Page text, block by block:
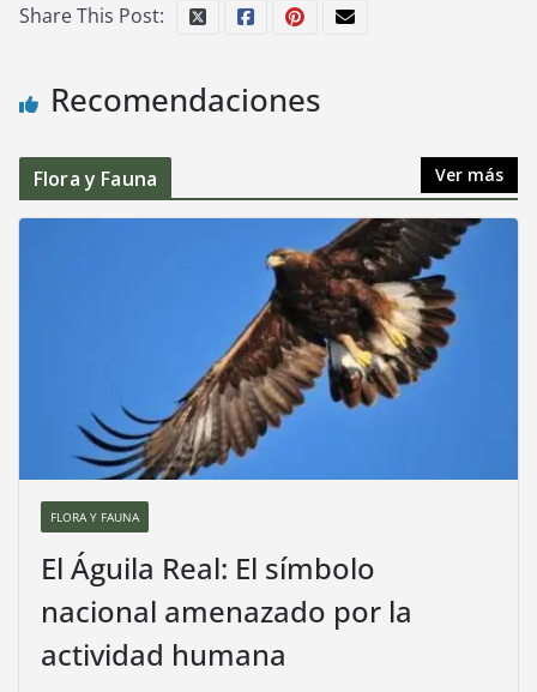
Share This Post:
Recomendaciones
Flora y Fauna Ver más
FLORA Y FAUNA
El Águila Real: El símbolo
nacional amenazado por la
actividad humana